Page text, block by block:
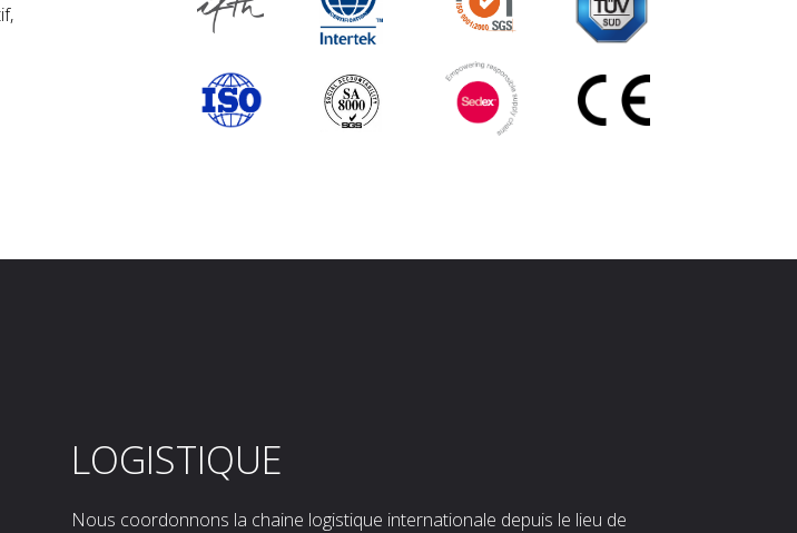
LOGISTIQUE
Nous coordonnons la chaine logistique internationale depuis le lieu de